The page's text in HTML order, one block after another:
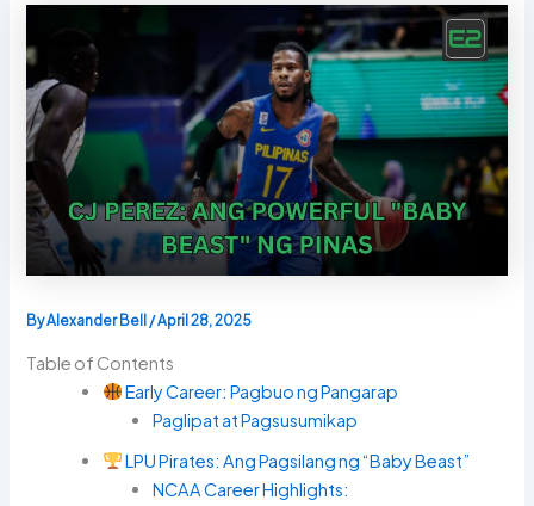
ByAlexander Bell/April 28, 2025
Table of Contents
Early Career: Pagbuo ng Pangarap
Paglipat at Pagsusumikap
LPU Pirates: Ang Pagsilang ng “Baby Beast”
NCAA Career Highlights: